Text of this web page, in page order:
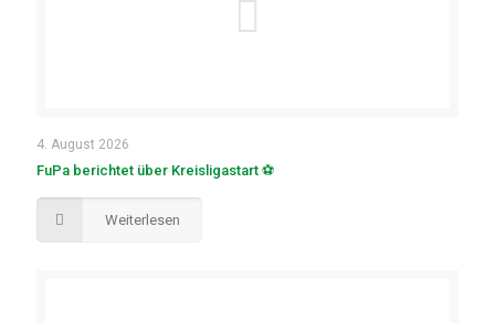
4. August 2026
FuPa berichtet über Kreisligastart ⚽
Weiterlesen